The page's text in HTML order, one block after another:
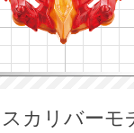
カリバーモ